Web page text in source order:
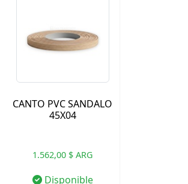
CANTO PVC SANDALO
45X04
1.562,00 $ ARG
Disponible